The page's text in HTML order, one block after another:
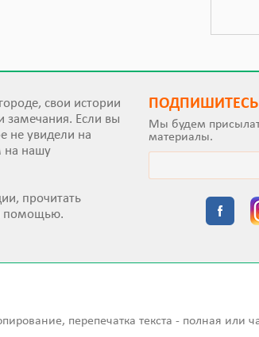
свои истории
замечания. Если вы
не увидели на
на нашу
прочитать
помощью.
Мы будем
материалы.
перепечатка текста - полная или